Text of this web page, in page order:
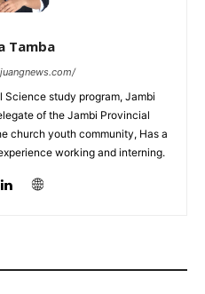
Tamba
study program, Jambi
of the Jambi Provincial
church youth community, Has a
working and interning.